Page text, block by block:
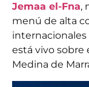
Jemaa el-Fna,
menú de alta
está vivo sobre
Medina de